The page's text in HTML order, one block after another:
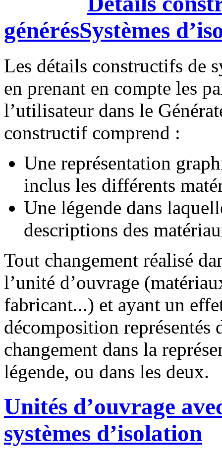
générés
Les détails constructifs de
en prenant en compte les
l’utilisateur dans le
constructif comprend :
Une représentation
inclus les différents
Une légende dans
descriptions des
Tout changement réalisé
l’unité d’ouvrage
fabricant...) et ayant un
décomposition
changement dans la
légende, ou dans les deux.
Unités d’ouvrage
systèmes d’isolation